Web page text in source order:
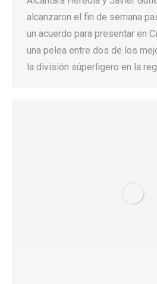
alcanzaron el fin de semana
un acuerdo para presentar en
una pelea entre dos de los
la división súperligero en la